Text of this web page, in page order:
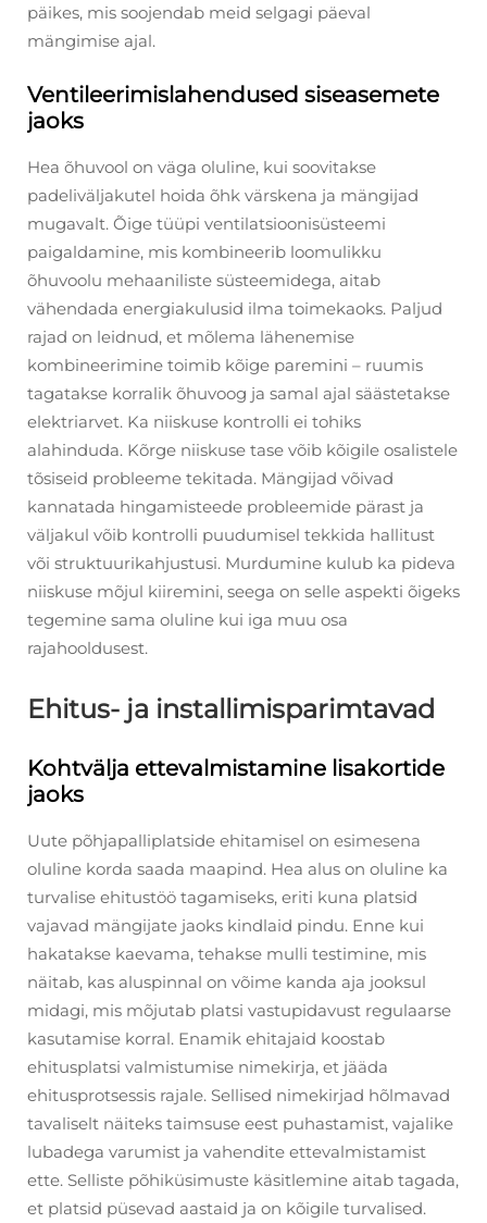
päikes, mis soojendab meid selgagi päeval
mängimise ajal.
Ventileerimislahendused siseasemete
jaoks
Hea õhuvool on väga oluline, kui soovitakse
padeliväljakutel hoida õhk värskena ja mängijad
mugavalt. Õige tüüpi ventilatsioonisüsteemi
paigaldamine, mis kombineerib loomulikku
õhuvoolu mehaaniliste süsteemidega, aitab
vähendada energiakulusid ilma toimekaoks. Paljud
rajad on leidnud, et mõlema lähenemise
kombineerimine toimib kõige paremini – ruumis
tagatakse korralik õhuvoog ja samal ajal säästetakse
elektriarvet. Ka niiskuse kontrolli ei tohiks
alahinduda. Kõrge niiskuse tase võib kõigile osalistele
tõsiseid probleeme tekitada. Mängijad võivad
kannatada hingamisteede probleemide pärast ja
väljakul võib kontrolli puudumisel tekkida hallitust
või struktuurikahjustusi. Murdumine kulub ka pideva
niiskuse mõjul kiiremini, seega on selle aspekti õigeks
tegemine sama oluline kui iga muu osa
rajahooldusest.
Ehitus- ja installimisparimtavad
Kohtvälja ettevalmistamine lisakortide
jaoks
Uute põhjapalliplatside ehitamisel on esimesena
oluline korda saada maapind. Hea alus on oluline ka
turvalise ehitustöö tagamiseks, eriti kuna platsid
vajavad mängijate jaoks kindlaid pindu. Enne kui
hakatakse kaevama, tehakse mulli testimine, mis
näitab, kas aluspinnal on võime kanda aja jooksul
midagi, mis mõjutab platsi vastupidavust regulaarse
kasutamise korral. Enamik ehitajaid koostab
ehitusplatsi valmistumise nimekirja, et jääda
ehitusprotsessis rajale. Sellised nimekirjad hõlmavad
tavaliselt näiteks taimsuse eest puhastamist, vajalike
lubadega varumist ja vahendite ettevalmistamist
ette. Selliste põhiküsimuste käsitlemine aitab tagada,
et platsid püsevad aastaid ja on kõigile turvalised.